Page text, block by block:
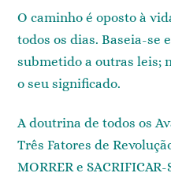
O caminho é oposto à
todos os dias. Baseia-se
submetido a outras leis;
o seu significado.
A doutrina de todos os
Três Fatores de
MORRER e